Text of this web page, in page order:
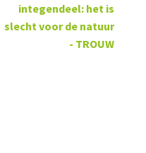
integendeel: het is
slecht voor de natuur
- TROUW